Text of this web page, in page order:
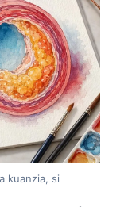
kuanzia, si